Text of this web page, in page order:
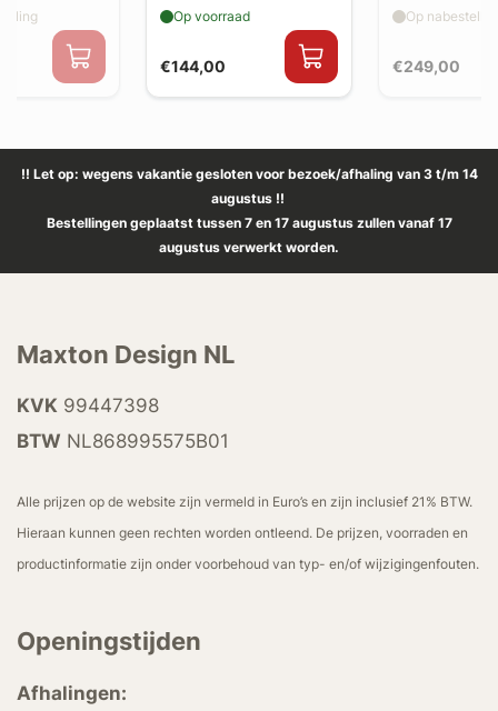
€144,00
Op voorraad
€249,00
Op
!! Let op: wegens vakantie gesloten voor bezoek/afhaling van 3 t/m 14
augustus !!
Bestellingen geplaatst tussen 7 en 17 augustus zullen vanaf 17
augustus verwerkt worden.
Maxton Design NL
KVK 99447398
BTW NL868995575B01
Alle prijzen op de website zijn vermeld in Euro’s en zijn inclusief 21% BTW.
Hieraan kunnen geen rechten worden ontleend. De prijzen, voorraden en
productinformatie zijn onder voorbehoud van typ- en/of wijzigingenfouten.
Openingstijden
Afhalingen: